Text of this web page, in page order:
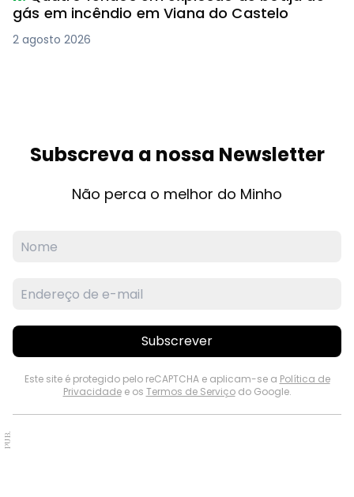
gás em incêndio em Viana do Castelo
2 agosto 2026
Subscreva a nossa Newsletter
Não perca o melhor do Minho
Subscrever
Este site é protegido pelo reCAPTCHA e aplicam-se a Política de
Privacidadee os Termos de Serviçodo Google.
PUB.